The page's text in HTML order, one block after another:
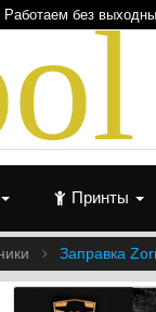
ol
Работаем без
Принты
Заправка